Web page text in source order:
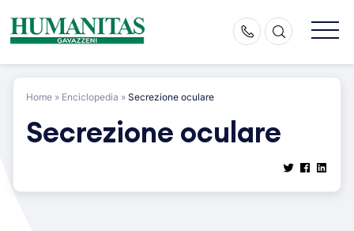
content
Home » Enciclopedia » Secrezione oculare
Secrezione oculare